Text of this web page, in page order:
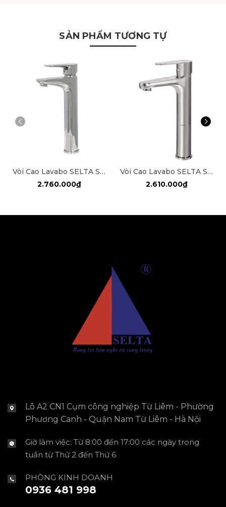
SẢN PHẨM TƯƠNG TỰ
Vòi Cao Lavabo SELTA SL-4018
2.760.000₫
Vòi Cao Lavabo SELTA SL-4024
2.610.000₫
Lô A2 CN1 Cụm công nghiệp Từ Liêm - Phường
Phương Canh - Quận Nam Từ Liêm - Hà Nội
Giờ làm việc: Từ 8:00 đến 17:00 các ngày trong
tuần từ Thứ 2 đến Thứ 6
PHÒNG KINH DOANH
0936 481 998